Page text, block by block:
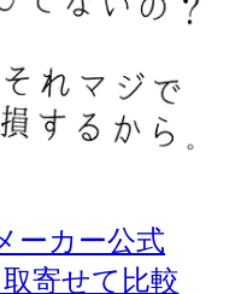
ーカー公式
寄せて比較